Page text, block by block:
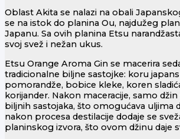
Oblast Akita se nalazi na obali
se na istok do planina Ou, najdužeg
Japanu. Sa ovih planina Etsu
svoj svež i nežan ukus.
Etsu Orange Aroma Gin se macerira
tradicionalne biljne sastojke: koru
pomorandže, bobice kleke, koren
korijander. Nakon maceracije, samo
biljnih sastojaka, što omogućava uljima
nakon procesa destilacije dodaje se
planinskog izvora, što ovom džinu daje